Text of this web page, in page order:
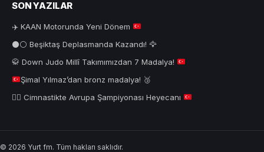
SON YAZILAR
✈️ KAAN Motorunda Yeni Dönem
⚫⚪ Beşiktaş Deplasmanda Kazandı! 🦅
🥋 Down Judo Millî Takımımızdan 7 Madalya!
Şimal Yılmaz’dan bronz madalya! 🥉
🤸‍♂️ Cimnastikte Avrupa Şampiyonası Heyecanı
© 2026 Yurt fm. Tüm hakları saklıdır.